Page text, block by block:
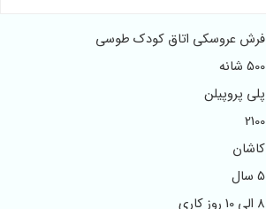
فرش عروسکی اتاق کودک طوسی
500 شانه
پلی پروپیلن
2100
کاشان
5 سال
8 الی 10 روز کاری